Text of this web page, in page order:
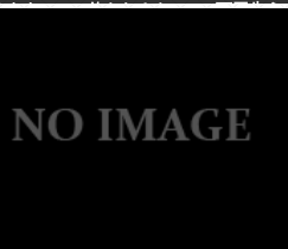
ます」」に釣られさらに240万円失う